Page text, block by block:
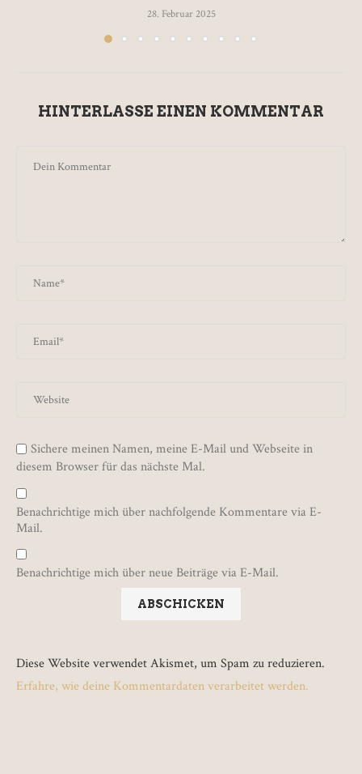
28. Februar 2025
HINTERLASSE EINEN KOMMENTAR
Sichere meinen Namen, meine E-Mail und Webseite in
diesem Browser für das nächste Mal.
Benachrichtige mich über nachfolgende Kommentare via E-
Mail.
Benachrichtige mich über neue Beiträge via E-Mail.
Diese Website verwendet Akismet, um Spam zu reduzieren.
Erfahre, wie deine Kommentardaten verarbeitet werden.